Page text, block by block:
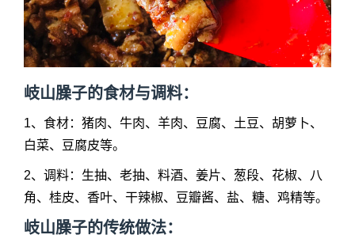
岐山臊子的食材与调料：
1、食材：猪肉、牛肉、羊肉、豆腐、土豆、胡萝卜、
白菜、豆腐皮等。
2、调料：生抽、老抽、料酒、姜片、葱段、花椒、八
角、桂皮、香叶、干辣椒、豆瓣酱、盐、糖、鸡精等。
岐山臊子的传统做法：